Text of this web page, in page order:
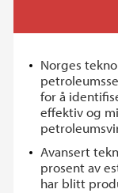
Norges
for å
effektiv og
Avansert
prosent av
har blitt